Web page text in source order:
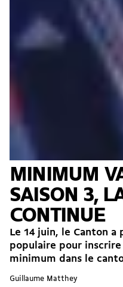
MINIMUM
SAISON 3,
CONTINUE
Le 14 juin, le Canton a
populaire pour inscrire
minimum dans le
Guillaume Matthey